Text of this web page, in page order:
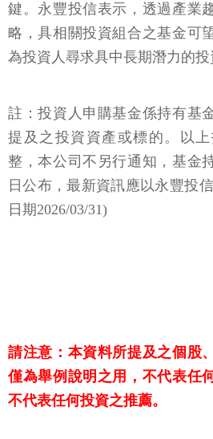
鍵。永豐投信表示，透過產業
略，具相關投資組合之基金可
為投資人尋求具中長期潛力的投
註：投資人申購基金係持有基
提及之投資資產或標的。以
整，本公司不另行通知，基金
日公布，最新資訊應以永豐投
日期2026/03/31)
請注意：本資料所提及之個股
僅為舉例說明之用，不代表任
不代表任何投資之推薦。